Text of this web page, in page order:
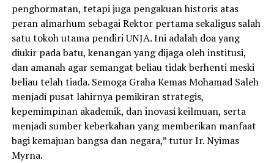
penghormatan, tetapi juga pengakuan historis atas
peran almarhum sebagai Rektor pertama sekaligus salah
satu tokoh utama pendiri UNJA. Ini adalah doa yang
diukir pada batu, kenangan yang dijaga oleh institusi,
dan amanah agar semangat beliau tidak berhenti meski
beliau telah tiada. Semoga Graha Kemas Mohamad Saleh
menjadi pusat lahirnya pemikiran strategis,
kepemimpinan akademik, dan inovasi keilmuan, serta
menjadi sumber keberkahan yang memberikan manfaat
bagi kemajuan bangsa dan negara,” tutur Ir. Nyimas
Myrna.